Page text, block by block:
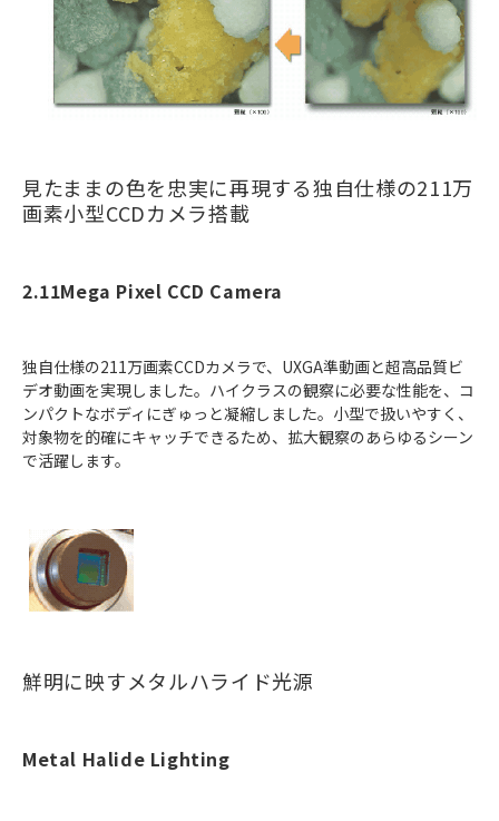
見たままの色を忠実に再現する独自仕様の211万
画素小型CCDカメラ搭載
2.11Mega Pixel CCD Camera
独自仕様の211万画素CCDカメラで、UXGA準動画と超高品質ビ
デオ動画を実現しました。ハイクラスの観察に必要な性能を、コ
ンパクトなボディにぎゅっと凝縮しました。小型で扱いやすく、
対象物を的確にキャッチできるため、拡大観察のあらゆるシーン
で活躍します。
鮮明に映すメタルハライド光源
Metal Halide Lighting